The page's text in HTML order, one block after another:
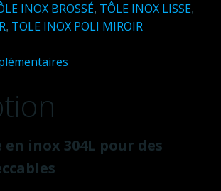
INOX BROSSÉ, TÔLE INOX LISSE,
, TOLE INOX POLI MIROIR
en inox 304L pour des